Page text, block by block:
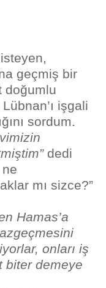
geçmiş bir
doğumlu
işgali
sordum.
dedi
mı sizce?”
Hamas’a
onları iş
biter demeye